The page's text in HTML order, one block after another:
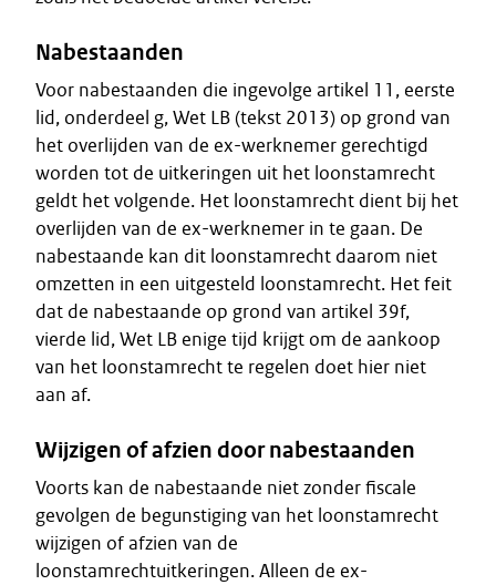
Nabestaanden
Voor nabestaanden die ingevolge artikel 11, eerste
lid, onderdeel g, Wet LB (tekst 2013) op grond van
het overlijden van de ex-werknemer gerechtigd
worden tot de uitkeringen uit het loonstamrecht
geldt het volgende. Het loonstamrecht dient bij het
overlijden van de ex-werknemer in te gaan. De
nabestaande kan dit loonstamrecht daarom niet
omzetten in een uitgesteld loonstamrecht. Het feit
dat de nabestaande op grond van artikel 39f,
vierde lid, Wet LB enige tijd krijgt om de aankoop
van het loonstamrecht te regelen doet hier niet
aan af.
Wijzigen of afzien door nabestaanden
Voorts kan de nabestaande niet zonder fiscale
gevolgen de begunstiging van het loonstamrecht
wijzigen of afzien van de
loonstamrechtuitkeringen. Alleen de ex-